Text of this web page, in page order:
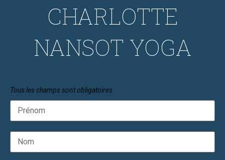
CHARLOTTE
NANSOT YOGA
Tous les champs sont obligatoires